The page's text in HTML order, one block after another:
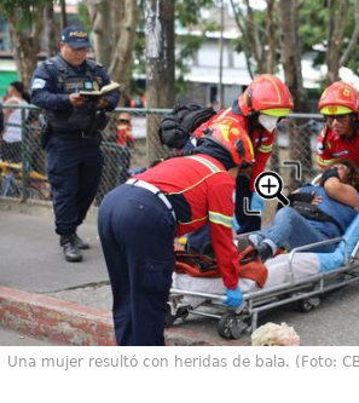
Una mujer resultó con heridas de bala. (Foto: